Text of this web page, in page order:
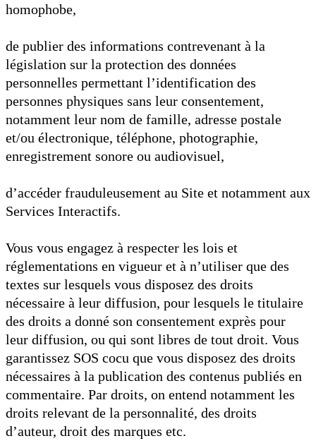
homophobe,
de publier des informations contrevenant à la
législation sur la protection des données
personnelles permettant l’identification des
personnes physiques sans leur consentement,
notamment leur nom de famille, adresse postale
et/ou électronique, téléphone, photographie,
enregistrement sonore ou audiovisuel,
d’accéder frauduleusement au Site et notamment aux
Services Interactifs.
Vous vous engagez à respecter les lois et
réglementations en vigueur et à n’utiliser que des
textes sur lesquels vous disposez des droits
nécessaire à leur diffusion, pour lesquels le titulaire
des droits a donné son consentement exprès pour
leur diffusion, ou qui sont libres de tout droit. Vous
garantissez SOS cocu que vous disposez des droits
nécessaires à la publication des contenus publiés en
commentaire. Par droits, on entend notamment les
droits relevant de la personnalité, des droits
d’auteur, droit des marques etc.